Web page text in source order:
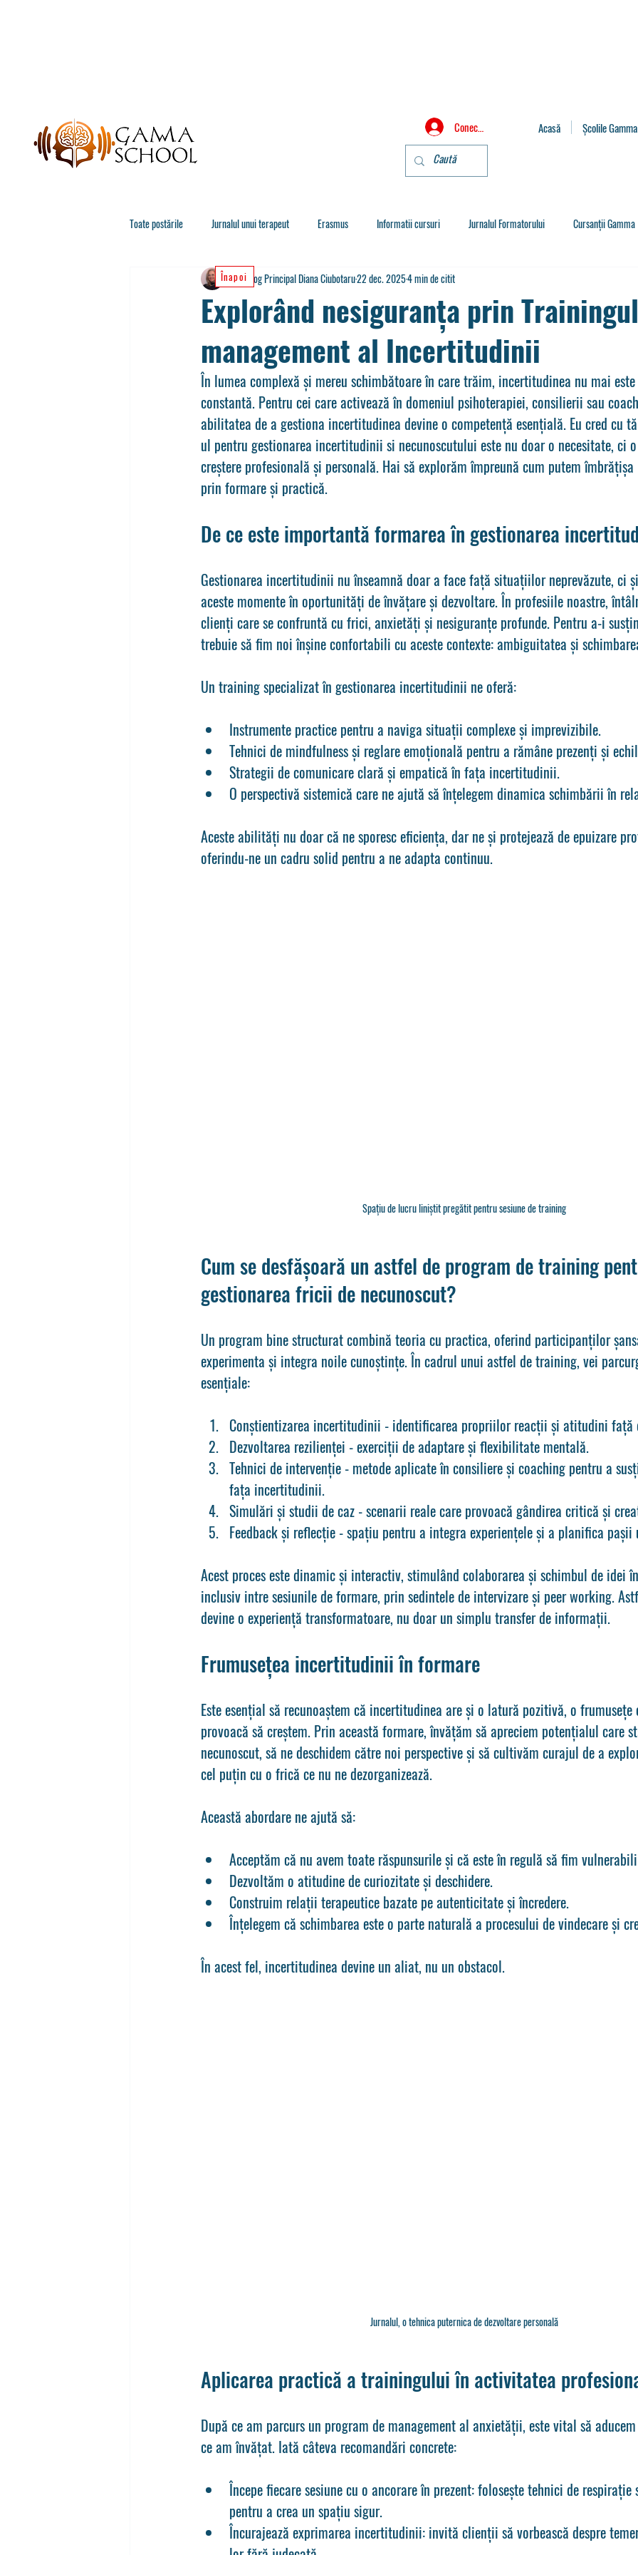
Conectează-te Acasă Școlile Gamma
Toate postările Jurnalul unui terapeut Erasmus Informatii cursuri Jurnalul Formatorului Cursanții Gamma
Explorând nesiguranța prin
management al Incertitudinii
Psiholog Principal Diana Ciubotaru22 dec. 20254 min de citit
În lumea complexă și mereu schimbătoare în care trăim, incertitudinea nu mai
constantă. Pentru cei care activează în domeniul psihoterapiei, consilierii sau
abilitatea de a gestiona incertitudinea devine o competență esențială. Eu cred cu
ul pentru gestionarea incertitudinii si necunoscutului este nu doar o necesitate, ci
creștere profesională și personală. Hai să explorăm împreună cum putem
prin formare și practică.
De ce este importantă formarea în gestionarea
Gestionarea incertitudinii nu înseamnă doar a face față situațiilor neprevăzute, ci
aceste momente în oportunități de învățare și dezvoltare. În profesiile noastre,
clienți care se confruntă cu frici, anxietăți și nesiguranțe profunde. Pentru a-i
trebuie să fim noi înșine confortabili cu aceste contexte: ambiguitatea și
Un training specializat în gestionarea incertitudinii ne oferă:
Instrumente practice pentru a naviga situații complexe și imprevizibile.
Tehnici de mindfulness și reglare emoțională pentru a rămâne prezenți și
Strategii de comunicare clară și empatică în fața incertitudinii.
O perspectivă sistemică care ne ajută să înțelegem dinamica schimbării în
Aceste abilități nu doar că ne sporesc eficiența, dar ne și protejează de epuizare
oferindu-ne un cadru solid pentru a ne adapta continuu.
Spațiu de lucru liniștit pregătit pentru sesiune de training
Cum se desfășoară un astfel de program de training
gestionarea fricii de necunoscut?
Un program bine structurat combină teoria cu practica, oferind participanților
experimenta și integra noile cunoștințe. În cadrul unui astfel de training, vei
esențiale:
Conștientizarea incertitudinii - identificarea propriilor reacții și atitudini față
Dezvoltarea rezilienței - exerciții de adaptare și flexibilitate mentală.
Tehnici de intervenție - metode aplicate în consiliere și coaching pentru a
fața incertitudinii.
Simulări și studii de caz - scenarii reale care provoacă gândirea critică și
Feedback și reflecție - spațiu pentru a integra experiențele și a planifica
Acest proces este dinamic și interactiv, stimulând colaborarea și schimbul de
inclusiv intre sesiunile de formare, prin sedintele de intervizare și peer working.
devine o experiență transformatoare, nu doar un simplu transfer de informații.
Frumusețea incertitudinii în formare
Este esențial să recunoaștem că incertitudinea are și o latură pozitivă, o
provoacă să creștem. Prin această formare, învățăm să apreciem potențialul care
necunoscut, să ne deschidem către noi perspective și să cultivăm curajul de a
cel puțin cu o frică ce nu ne dezorganizează.
Această abordare ne ajută să:
Acceptăm că nu avem toate răspunsurile și că este în regulă să fim
Dezvoltăm o atitudine de curiozitate și deschidere.
Construim relații terapeutice bazate pe autenticitate și încredere.
Înțelegem că schimbarea este o parte naturală a procesului de vindecare și
În acest fel, incertitudinea devine un aliat, nu un obstacol.
Jurnalul, o tehnica puternica de dezvoltare personală
Aplicarea practică a trainingului în activitatea
După ce am parcurs un program de management al anxietății, este vital să
ce am învățat. Iată câteva recomandări concrete:
Începe fiecare sesiune cu o ancorare în prezent: folosește tehnici de
pentru a crea un spațiu sigur.
Încurajează exprimarea incertitudinii: invită clienții să vorbească despre
Înapoi